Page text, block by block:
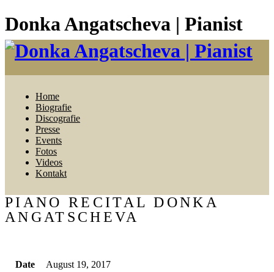
Donka Angatscheva | Pianist
Home
Biografie
Discografie
Presse
Events
Fotos
Videos
Kontakt
PIANO RECITAL DONKA
ANGATSCHEVA
Date
August 19, 2017